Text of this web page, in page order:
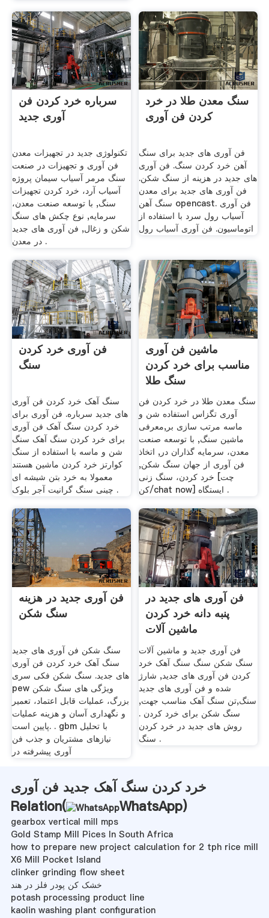
سرباره خرد کردن فن
آوری جدید
تکنولوژی جدید در تجهیزات معدن
فن آوری و تجهیزات در صنعت
سنگ مرمر آسیاب سیمان پروژه
آسیاب آرد، خرد کردن تجهیزات
سنگ, با توسعه صنعت معدن،
سرمایه, نوع چکش های سنگ
شکن و زغال, فن آوری های جدید
در معدن .
سنگ معدن طلا در خرد
کردن فن آوری
فن آوری های جدید برای سنگ
آهن خرد کردن سنگ. فن آوری
های جدید در هزینه از سنگ شکن.
فن آوری های جدید برای معدن
سنگ آهن opencast. فن آوری
آسیاب رول سرد با استفاده از
اتوماسیون. فن آوری آسیاب رول
فن آوری خرد کردن
سنگ
سنگ آهک خرد کردن فن آوری
های جدید سرباره. فن آوری برای
خرد کردن سنگ آهک فن آوری
برای خرد کردن سنگ آهک سنگ
شن و ماسه با استفاده از سنگ
کوارتز خرد کردن ماشین هستند
معمولا به خرد بتن شیشه ای
چینی سنگ گرانیت آجر بلوک .
ماشین فن آوری
مناسب برای خرد کردن
سنگ طلا
سنگ معدن طلا در خرد کردن فن
آوری تگزاس استفاده شن و
ماسه مرتب سازی بر,معرفی
ماشین سنگ, با توسعه صنعت
معدن، سرمایه گذاران در, اتخاذ
فن آوری از جهان سنگ شکن,
خرد کردن، سنگ زنی [چت
کن/chat now] ایستگاه .
فن آوری جدید در هزینه
سنگ شکن
سنگ شکن فن آوری های جدید
سنگ آهک خرد کردن فن آوری
های جدید. سنگ شکن فکی سری
pew ویژگی های سنگ شکن
بزرگ، عملیات قابل اعتماد، تعمیر
و نگهداری آسان و هزینه عملیات
پایین است. . gbm با تحلیل
نیازهای مشتریان و جذب فن
آوری پیشرفته در
فن آوری های جدید در
پنبه دانه خرد کردن
ماشین آلات
فن آوری جدید و ماشین آلات
سنگ شکن سنگ سنگ آهک خرد
کردن فن آوری های جدید, شارژ
شده و فن آوری های جدید
سنگ,تن سنگ آهک مناسب جهت,
سنگ شکن برای خرد کردن .
روش های جدید در خرد کردن
سنگ .
خرد کردن سنگ آهک جدید فن آوری
Relation(
WhatsApp)
gearbox vertical mill mps
Gold Stamp Mill Pices In South Africa
how to prepare new project calculation for 2 tph rice mill
X6 Mill Pocket Island
clinker grinding flow sheet
خشک کن پودر فلز در هند
potash processing product line
kaolin washing plant configuration